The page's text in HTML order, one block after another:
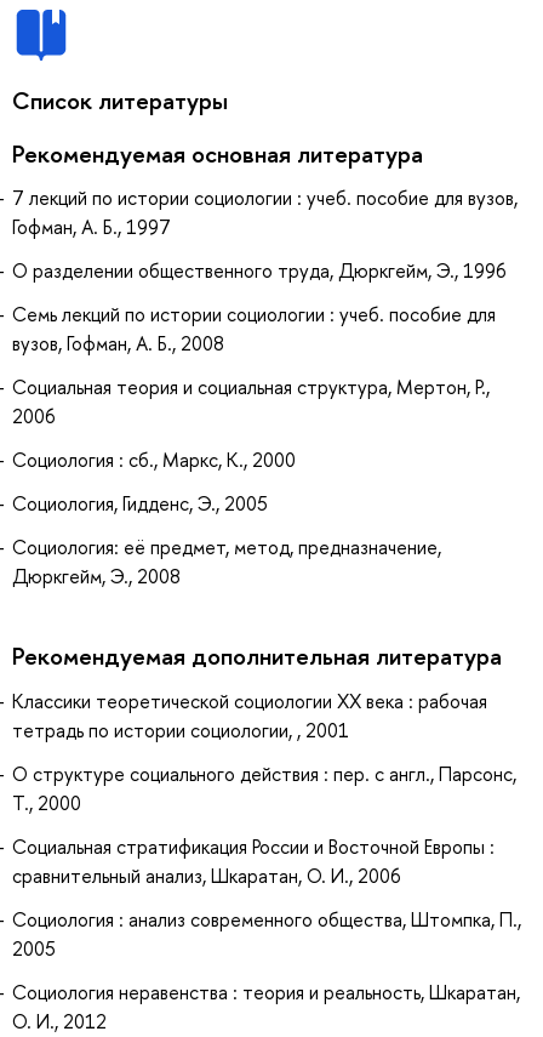
Список литературы
Рекомендуемая основная литература
7 лекций по истории социологии : учеб. пособие для вузов,
Гофман, А. Б., 1997
О разделении общественного труда, Дюркгейм, Э., 1996
Семь лекций по истории социологии : учеб. пособие для
вузов, Гофман, А. Б., 2008
Социальная теория и социальная структура, Мертон, Р.,
2006
Социология : сб., Маркс, К., 2000
Социология, Гидденс, Э., 2005
Социология: её предмет, метод, предназначение,
Дюркгейм, Э., 2008
Рекомендуемая дополнительная литература
Классики теоретической социологии ХХ века : рабочая
тетрадь по истории социологии, , 2001
О структуре социального действия : пер. с англ., Парсонс,
Т., 2000
Социальная стратификация России и Восточной Европы :
сравнительный анализ, Шкаратан, О. И., 2006
Социология : анализ современного общества, Штомпка, П.,
2005
Социология неравенства : теория и реальность, Шкаратан,
О. И., 2012